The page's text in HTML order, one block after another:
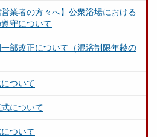
営業者の方々へ】公衆浴場における
守について
部改正について（混浴制限年齢の
ついて
について
ついて